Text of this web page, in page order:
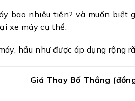
bao nhiêu tiền? và muốn
xe máy cụ thể.
hầu như được áp dụng rộng
Giá Thay Bố Thắng